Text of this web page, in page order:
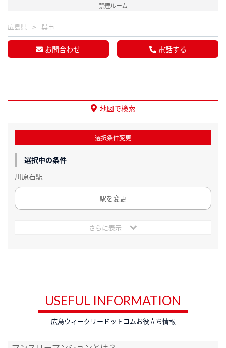
禁煙ルーム
広島県 呉市
お問合わせ 電話する
地図で検索
選択条件変更
選択中の条件
川原石駅
駅を変更
さらに表示
USEFUL INFORMATION
広島ウィークリードットコムお役立ち情報